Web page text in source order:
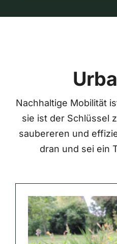
Nachhaltige Mobilität
sie ist der Schlüssel
saubereren und
dran und sei ein